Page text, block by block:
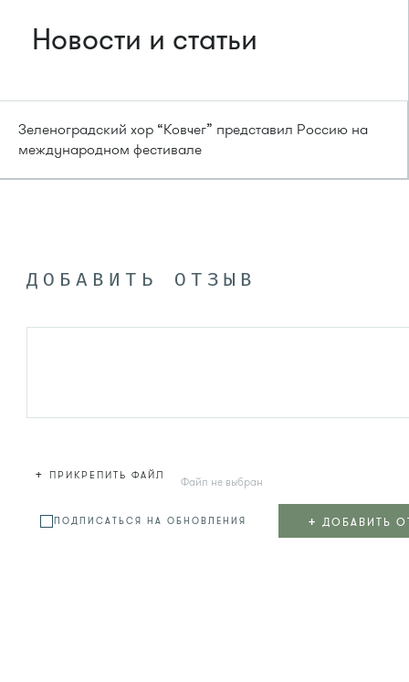
Новости и статьи
Зеленоградский хор “Ковчег” представил Россию на
международном фестивале
ДОБАВИТЬ ОТЗЫВ
+ ПРИКРЕПИТЬ ФАЙЛ Файл не выбран
ПОДПИСАТЬСЯ НА ОБНОВЛЕНИЯ + ДОБАВИТЬ